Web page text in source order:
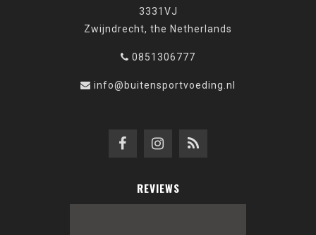
3331VJ
Zwijndrecht, the Netherlands
0851306777
info@buitensportvoeding.nl
REVIEWS